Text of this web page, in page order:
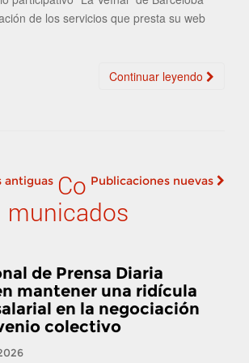
de los servicios que presta su web
Continuar leyendo
de
antiguas Publicaciones nuevas
Co
municados
de Prensa Diaria
mantener una ridícula
en la negociación
colectivo